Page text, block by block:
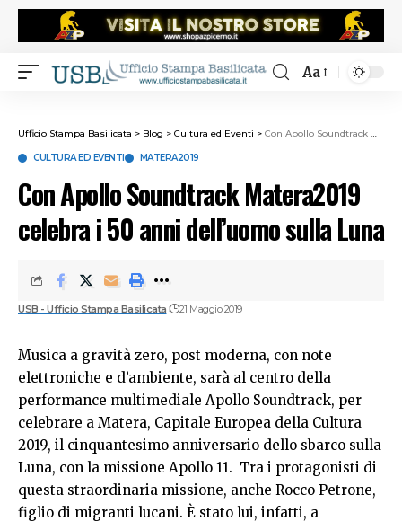
Aa
Ufficio Stampa Basilicata > Blog > Cultura ed Eventi > Con Apollo Soundtrack Matera2019 celebra i 50 anni dell’uomo sulla Luna
CULTURA ED EVENTI MATERA2019
Con Apollo Soundtrack Matera2019
celebra i 50 anni dell’uomo sulla Luna
USB - Ufficio Stampa Basilicata 21 Maggio 2019
Musica a gravità zero, post moderna, con note
elettroniche e d’ambiente, sarà al centro della
performance multimediale Apollo Soundtrack, per
celebrare a Matera, Capitale Europea della Cultura
2019, il cinquantesimo anniversario dello sbarco sulla
Luna, con la missione Apollo 11. Tra i protagonisti di
questa straordinaria missione, anche Rocco Petrone,
figlio di migranti lucani. È stato lui, infatti, a